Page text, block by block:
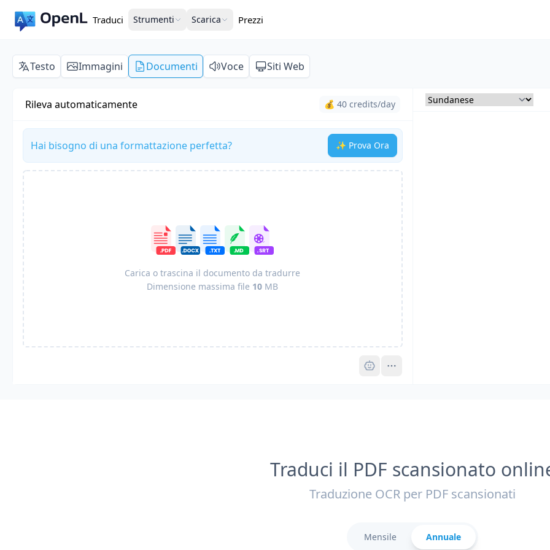
Traduci Strumenti Scarica Prezzi
Testo Immagini Documenti Voce Siti Web
Rileva automaticamente 💰 40 credits/day
Hai bisogno di una formattazione perfetta? ✨ Prova Ora
Carica o trascina il documento da tradurre
Dimensione massima file 10 MB
Pro
Traduci il PDF scansionato
Traduzione OCR per PDF scansionati
Mensile Annuale